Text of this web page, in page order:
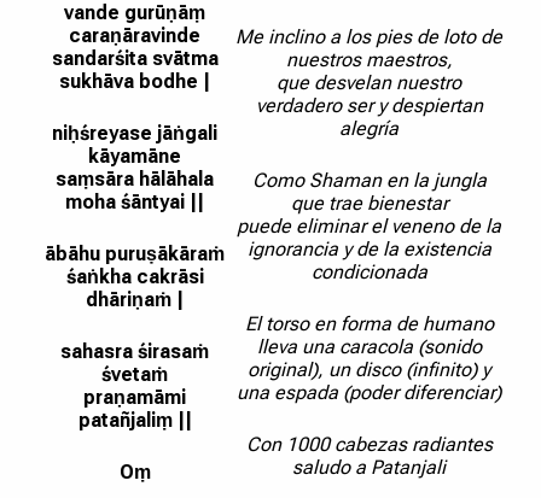
vande gurūṇāṃ
caraṇāravinde
sandarśita svātma
sukhāva bodhe |
niḥśreyase jāṅgali
kāyamāne
saṃsāra hālāhala
moha śāntyai ||
ābāhu puruṣākāraṁ
śaṅkha cakrāsi
dhāriṇaṁ |
sahasra śirasaṁ
śvetaṁ
praṇamāmi
patañjaliṃ ||
Oṃ
Me inclino a los pies de loto de
nuestros maestros,
que desvelan nuestro
verdadero ser y despiertan
alegría
Como Shaman en la jungla
que trae bienestar
puede eliminar el veneno de la
ignorancia y de la existencia
condicionada
El torso en forma de humano
lleva una caracola (sonido
original), un disco (infinito) y
una espada (poder diferenciar)
Con 1000 cabezas radiantes
saludo a Patanjali